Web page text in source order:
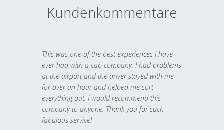
Kundenkommentare
This was one of the best experiences I have
ever had with a cab company. I had problems
at the airport and the driver stayed with me
for over an hour and helped me sort
everything out. I would recommend this
company to anyone. Thank you for such
fabulous service!